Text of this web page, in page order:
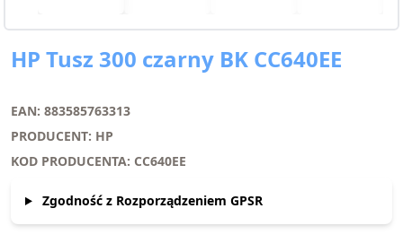
HP Tusz 300 czarny BK CC640EE
EAN: 883585763313
PRODUCENT: HP
KOD PRODUCENTA: CC640EE
Zgodność z Rozporządzeniem GPSR